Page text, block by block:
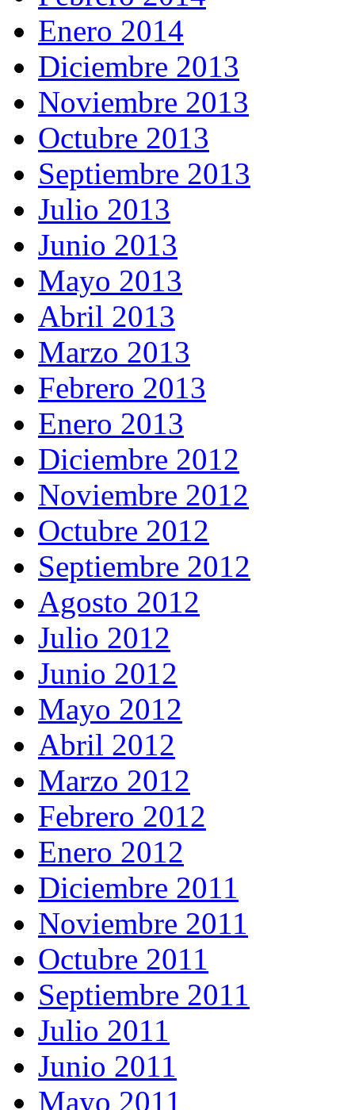
Enero 2014
Diciembre 2013
Noviembre 2013
Octubre 2013
Septiembre 2013
Julio 2013
Junio 2013
Mayo 2013
Abril 2013
Marzo 2013
Febrero 2013
Enero 2013
Diciembre 2012
Noviembre 2012
Octubre 2012
Septiembre 2012
Agosto 2012
Julio 2012
Junio 2012
Mayo 2012
Abril 2012
Marzo 2012
Febrero 2012
Enero 2012
Diciembre 2011
Noviembre 2011
Octubre 2011
Septiembre 2011
Julio 2011
Junio 2011
Mayo 2011